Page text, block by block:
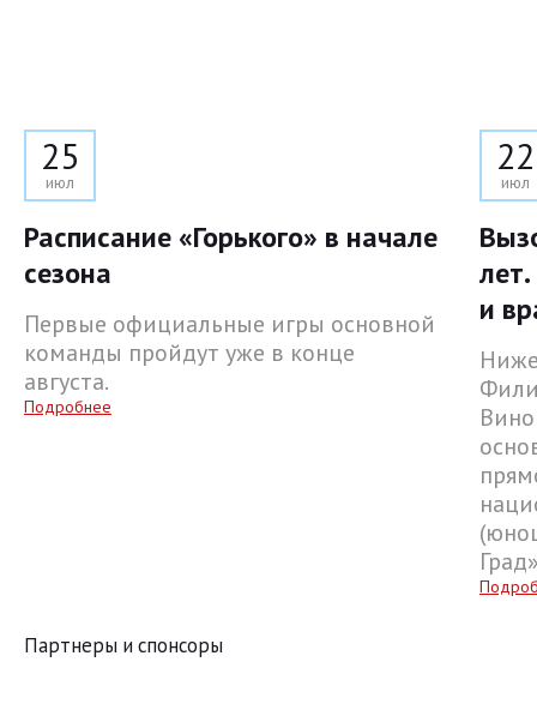
25
июл
Расписание «Горького» в начале
сезона
Первые официальные игры основной
команды пройдут уже в конце
августа.
Подробнее
22
июл
и
Партнеры и спонсоры